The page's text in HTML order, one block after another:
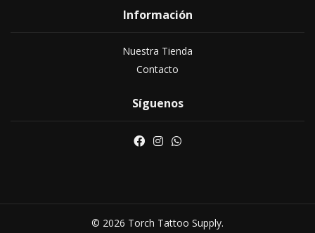
Información
Nuestra Tienda
Contacto
Síguenos
© 2026 Torch Tattoo Supply.